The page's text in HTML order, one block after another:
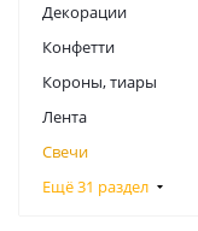
Декорации
Конфетти
Короны, тиары
Лента
Свечи
Ещё 31 раздел